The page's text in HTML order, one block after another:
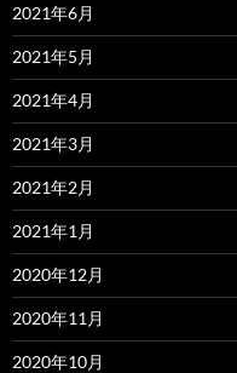
2021年6月
2021年5月
2021年4月
2021年3月
2021年2月
2021年1月
2020年12月
2020年11月
2020年10月